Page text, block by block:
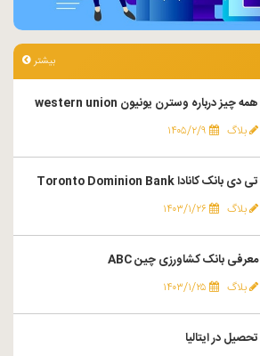
بیشتر
همه چیز درباره وسترن یونیون western union
بلاگ ۱۴۰۵/۲/۹
تی دی بانک کانادا Toronto Dominion Bank
بلاگ ۱۴۰۳/۱/۲۶
معرفی بانک کشاورزی چین ABC
بلاگ ۱۴۰۳/۱/۲۵
تحصیل در ایتالیا